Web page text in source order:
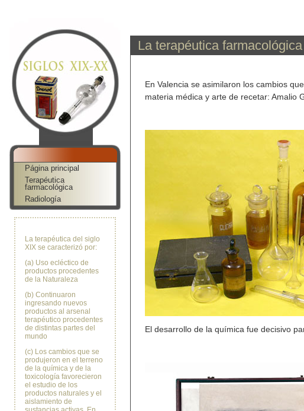
Página principal
Terapéutica
farmacológica
Radiología
La terapéutica del siglo
XIX se caracterizó por:
(a) Uso ecléctico de
productos procedentes
de la Naturaleza
(b) Continuaron
ingresando nuevos
productos al arsenal
terapéutico procedentes
de distintas partes del
mundo
(c) Los cambios que se
produjeron en el terreno
de la química y de la
toxicología favorecieron
el estudio de los
productos naturales y el
aislamiento de
La terapéutica farmacológica
En Valencia se asimilaron los cambios
materia médica y arte de recetar: Amalio
El desarrollo de la química fue decisivo